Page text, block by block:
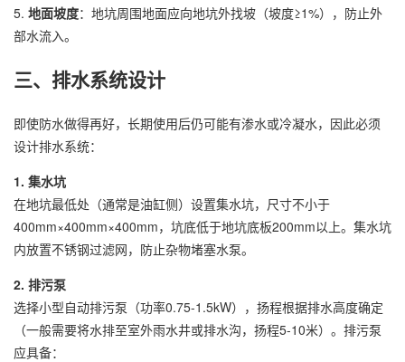
5. 地面坡度：地坑周围地面应向地坑外找坡（坡度≥1%），防止外
部水流入。
三、排水系统设计
即使防水做得再好，长期使用后仍可能有渗水或冷凝水，因此必须
设计排水系统：
1. 集水坑
在地坑最低处（通常是油缸侧）设置集水坑，尺寸不小于
400mm×400mm×400mm，坑底低于地坑底板200mm以上。集水坑
内放置不锈钢过滤网，防止杂物堵塞水泵。
2. 排污泵
选择小型自动排污泵（功率0.75-1.5kW），扬程根据排水高度确定
（一般需要将水排至室外雨水井或排水沟，扬程5-10米）。排污泵
应具备：